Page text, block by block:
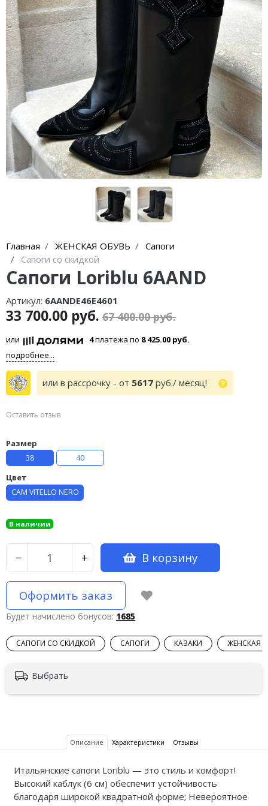
Главная ЖЕНСКАЯ ОБУВЬ
Сапоги
Сапоги со скидкой
Сапоги Loriblu 6AAND
Артикул: 6AANDE46E4601
33 700.00 руб. 67 400.00 руб.
или 4платежа по 8 425.00 руб.
подробнее...
или в рассрочку - от 5617 руб./ месяц!
Оставить отзыв
Размер
38 40
Цвет
CAM VITELLO NERO
В наличии
− + В корзину
Оформить заказ
Будет начислено бонусов: 1685
САПОГИ СО СКИДКОЙ САПОГИ КАЗАКИ ЖЕНСКАЯ
Выбрать
Описание Характеристики Отзывы
Итальянские сапоги Loriblu — это стиль и комфорт!
Высокий каблук (6 см) обеспечит устойчивость
благодаря широкой квадратной форме; Невероятное
Кеды
Полусапоги
Сапоги
Ботфорты
Женская обувь со скидкой
Казаки
Сандалии